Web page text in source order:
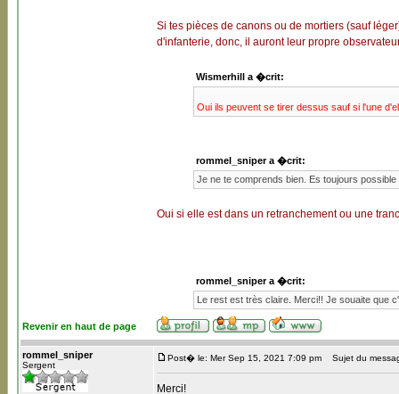
Si tes pièces de canons ou de mortiers (sauf
d'infanterie, donc, il auront leur propre
Wismerhill a �crit:
Oui ils peuvent se tirer dessus sauf si l'une
rommel_sniper a �crit:
Je ne te comprends bien. Es toujours
Oui si elle est dans un retranchement ou une
rommel_sniper a �crit:
Le rest est très claire. Merci!! Je souaite que
Revenir en haut de page
rommel_sniper
Sergent
Post� le: Mer Sep 15, 2021 7:09 pm Sujet du
Merci!